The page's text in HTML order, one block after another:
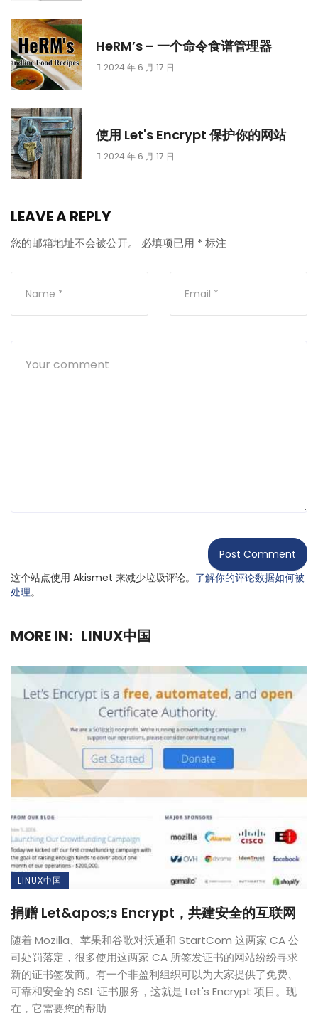
HeRM’s – 一个命令食谱管理器
2024 年 6 月 17 日
使用 Let's Encrypt 保护你的网站
2024 年 6 月 17 日
LEAVE A REPLY
您的邮箱地址不会被公开。 必填项已用 * 标注
这个站点使用 Akismet 来减少垃圾评论。 了解你的评论数据如何被
处理。
MORE IN: LINUX中国
LINUX中国
捐赠 Let&apos;s Encrypt，共建安全的互联网
随着 Mozilla、苹果和谷歌对沃通和 StartCom 这两家 CA 公
司处罚落定，很多使用这两家 CA 所签发证书的网站纷纷寻求
新的证书签发商。有一个非盈利组织可以为大家提供了免费、
可靠和安全的 SSL 证书服务，这就是 Let's Encrypt 项目。现
在，它需要您的帮助